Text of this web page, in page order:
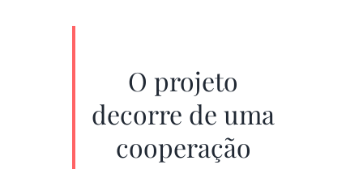
O projeto
decorre de uma
cooperação